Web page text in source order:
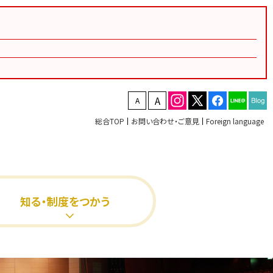
文字を縮小する
文字を拡大する
総合TOP お問い合わせ・ご意見 Foreign language
知る・制度をつかう